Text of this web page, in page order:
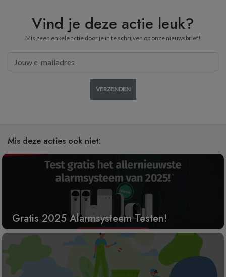
Vind je deze actie leuk?
Mis geen enkele actie door je in te schrijven op onze nieuwsbrief!
VERZENDEN
Mis deze acties ook niet:
Gratis 2025 Alarmsysteem Testen!